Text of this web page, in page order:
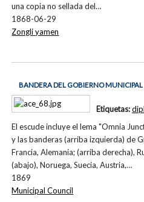
una copia no sellada del…
1868-06-29
Zongli yamen
BANDERA DEL GOBIERNO
El escude incluye el lema "Omnia
y las banderas (arriba izquierda) de
Francia, Alemania; (arriba derecha),
(abajo), Noruega, Suecia, Austria,…
1869
Etiquetas:
Municipal Council